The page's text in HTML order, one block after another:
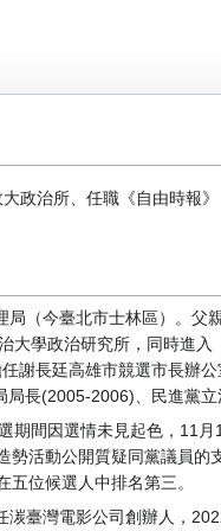
政治所、任職《自由時報
（今臺北市士林區）。
大學政治研究所，同時進
謝長廷高雄市競選市長辦
長(2005-2006)、民進黨立
期間因選情未見起色，11
勢活動公開質疑同黨議員
位候選人中排名第三。
臺灣電影公司創辦人，